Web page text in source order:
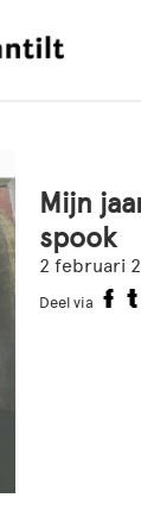
Mijn
spook
2 februari
Deel via